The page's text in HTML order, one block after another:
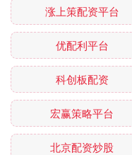
涨上策配资平台
优配利平台
科创板配资
宏赢策略平台
北京配资炒股